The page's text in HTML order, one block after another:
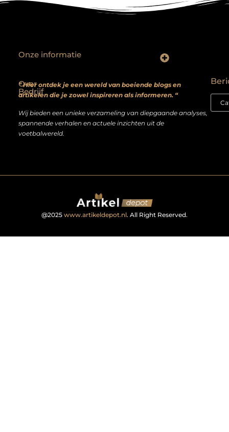
Over
Bedrijf
” Hier ontdek je een wereld van boeiende blogs en
artikelen die je zowel inspireren als informeren. “
Wij bieden een unieke verzameling van diepgaande analyses,
spannende verhalen en actuele inzichten uit de
voetbalwereld.
Onze informatie
@2025 www.artikeldepot.nl. All Right Reserved.